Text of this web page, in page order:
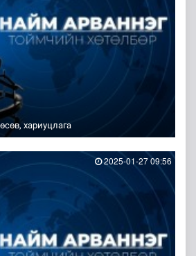
хариуцлага
2025-01-27 09:56